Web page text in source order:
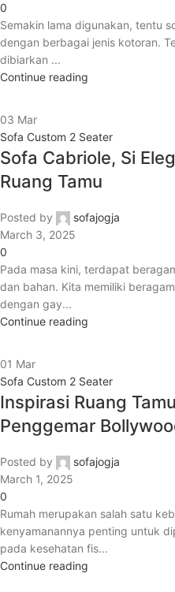
0
Semakin lama digunakan, tentu
dengan berbagai jenis kotoran.
dibiarkan ...
Continue reading
03 Mar
Sofa Custom 2 Seater
Sofa Cabriole, Si
Ruang Tamu
Posted by
sofajogja
March 3, 2025
0
Pada masa kini, terdapat
dan bahan. Kita memiliki
dengan gay...
Continue reading
01 Mar
Sofa Custom 2 Seater
Inspirasi Ruang
Penggemar
Posted by
sofajogja
March 1, 2025
0
Rumah merupakan salah satu
kenyamanannya penting untuk
pada kesehatan fis...
Continue reading